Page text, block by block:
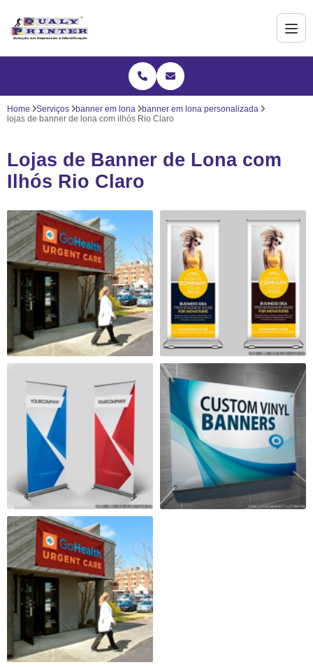
Home Serviços banner em lona
banner em lona personalizada
lojas de banner de lona com ilhós Rio Claro
Lojas de Banner de Lona com
Ilhós Rio Claro